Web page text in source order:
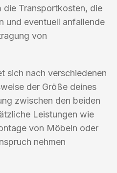
die Transportkosten, die
und eventuell anfallende
von
sich nach verschiedenen
der Größe deines
zwischen den beiden
Leistungen wie
von Möbeln oder
nehmen